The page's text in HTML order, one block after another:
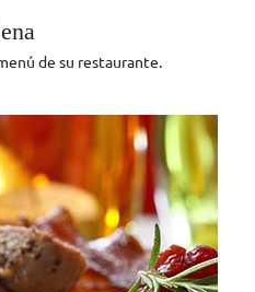
de su restaurante.